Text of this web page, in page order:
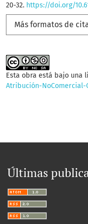
20-32. https://doi.org/
Más formatos de
Esta obra está bajo una
Atribución-
Últimas